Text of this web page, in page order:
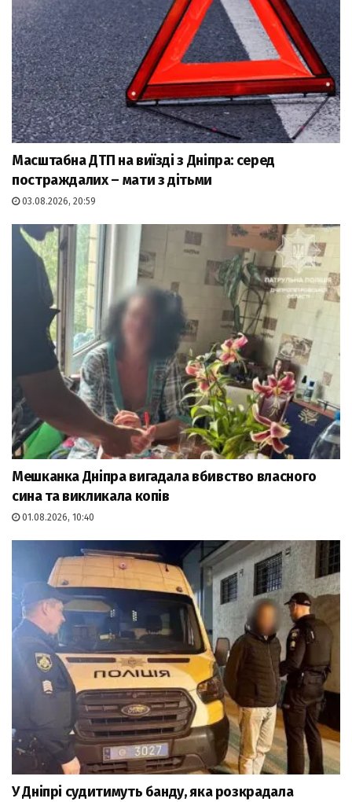
Масштабна ДТП на виїзді з Дніпра: серед
постраждалих – мати з дітьми
03.08.2026, 20:59
Мешканка Дніпра вигадала вбивство власного
сина та викликала копів
01.08.2026, 10:40
У Дніпрі судитимуть банду, яка розкрадала